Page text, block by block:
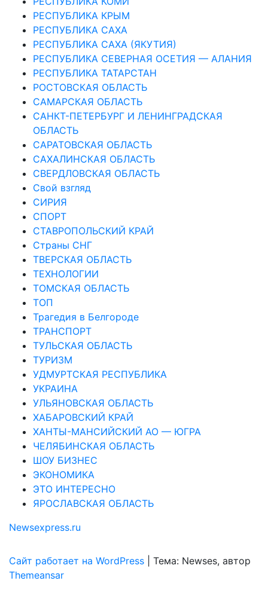
РЕСПУБЛИКА КРЫМ
РЕСПУБЛИКА САХА
РЕСПУБЛИКА САХА (ЯКУТИЯ)
РЕСПУБЛИКА СЕВЕРНАЯ ОСЕТИЯ — АЛАНИЯ
РЕСПУБЛИКА ТАТАРСТАН
РОСТОВСКАЯ ОБЛАСТЬ
САМАРСКАЯ ОБЛАСТЬ
САНКТ-ПЕТЕРБУРГ И ЛЕНИНГРАДСКАЯ
ОБЛАСТЬ
САРАТОВСКАЯ ОБЛАСТЬ
САХАЛИНСКАЯ ОБЛАСТЬ
СВЕРДЛОВСКАЯ ОБЛАСТЬ
Свой взгляд
СИРИЯ
СПОРТ
СТАВРОПОЛЬСКИЙ КРАЙ
Страны СНГ
ТВЕРСКАЯ ОБЛАСТЬ
ТЕХНОЛОГИИ
ТОМСКАЯ ОБЛАСТЬ
ТОП
Трагедия в Белгороде
ТРАНСПОРТ
ТУЛЬСКАЯ ОБЛАСТЬ
ТУРИЗМ
УДМУРТСКАЯ РЕСПУБЛИКА
УКРАИНА
УЛЬЯНОВСКАЯ ОБЛАСТЬ
ХАБАРОВСКИЙ КРАЙ
ХАНТЫ-МАНСИЙСКИЙ АО — ЮГРА
ЧЕЛЯБИНСКАЯ ОБЛАСТЬ
ШОУ БИЗНЕС
ЭКОНОМИКА
ЭТО ИНТЕРЕСНО
ЯРОСЛАВСКАЯ ОБЛАСТЬ
Newsexpress.ru
Сайт работает на WordPress
Тема: Newses, автор
Themeansar